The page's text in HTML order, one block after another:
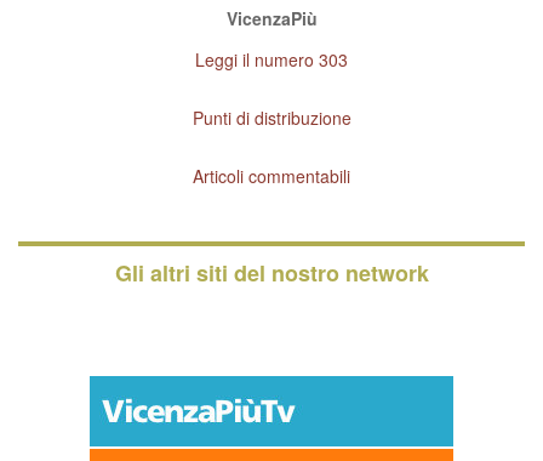
VicenzaPiù
Leggi il numero 303
Punti di distribuzione
Articoli commentabili
Gli altri siti del nostro network